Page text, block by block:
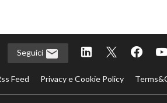
Seguici
Feed Privacy e Cookie Policy